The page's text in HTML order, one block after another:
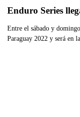
Enduro Series
Entre el sábado y
Paraguay 2022 y será en